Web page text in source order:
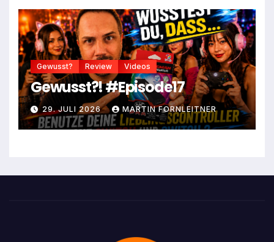
Gewusst? Review Videos
Gewusst?! #Episode17
29. JULI 2026 MARTIN FORNLEITNER